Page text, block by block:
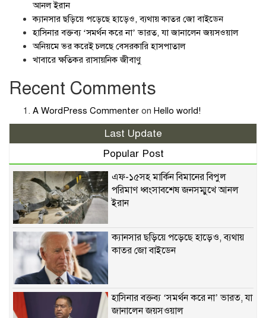
আনল ইরান
ক্যানসার ছড়িয়ে পড়েছে হাড়েও, ব্যথায় কাতর জো বাইডেন
হাসিনার বক্তব্য ‘সমর্থন করে না’ ভারত, যা জানালেন জয়সওয়াল
অনিয়মে ভর করেই চলছে বেসরকারি হাসপাতাল
খাবারে ক্ষতিকর রাসায়নিক জীবাণু
Recent Comments
A WordPress Commenter on Hello world!
Last Update
Popular Post
এফ-১৫সহ মার্কিন বিমানের বিপুল
পরিমাণ ধ্বংসাবশেষ জনসম্মুখে আনল
ইরান
ক্যানসার ছড়িয়ে পড়েছে হাড়েও, ব্যথায়
কাতর জো বাইডেন
হাসিনার বক্তব্য ‘সমর্থন করে না’ ভারত, যা
জানালেন জয়সওয়াল